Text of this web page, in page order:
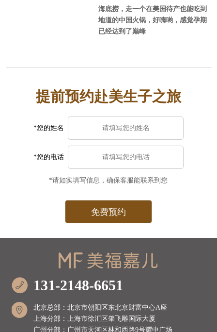
月子中心。一般对美国不太熟悉，或
者只是游玩过，同行的人也都不会外
语或者没有国外生活经历，建议订月
巅峰
海底捞，走一个在美国待产也能吃到
地道的中国火锅，好嗨哟，感觉孕期
已经达到了巅峰
提前预约赴美生子之旅
*您的姓名
*您的电话
*请如实填写信息，确保客服能联系到您
131-2148-6651
北京总部：北京市朝阳区东北京财富中心A座
上海分部：上海市徐汇区肇飞雕国际大厦
广州分部：广州市天河区林和西路9号耀中广场